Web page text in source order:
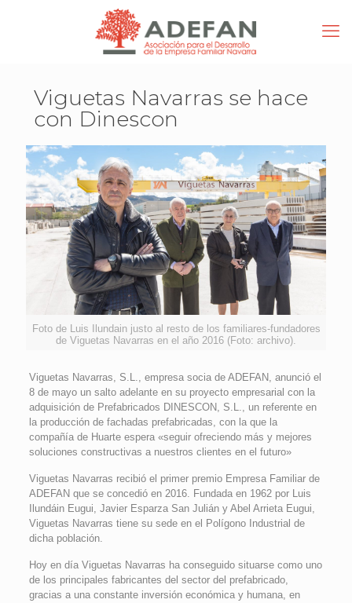
Viguetas Navarras se hace
con Dinescon
Foto de Luis Ilundain justo al resto de los familiares-fundadores
de Viguetas Navarras en el año 2016 (Foto: archivo).
Viguetas Navarras, S.L., empresa socia de ADEFAN, anunció el
8 de mayo un salto adelante en su proyecto empresarial con la
adquisición de Prefabricados DINESCON, S.L., un referente en
la producción de fachadas prefabricadas, con la que la
compañía de Huarte espera «seguir ofreciendo más y mejores
soluciones constructivas a nuestros clientes en el futuro»
Viguetas Navarras recibió el primer premio Empresa Familiar de
ADEFAN que se concedió en 2016. Fundada en 1962 por Luis
Ilundáin Eugui, Javier Esparza San Julián y Abel Arrieta Eugui,
Viguetas Navarras tiene su sede en el Polígono Industrial de
dicha población.
Hoy en día Viguetas Navarras ha conseguido situarse como uno
de los principales fabricantes del sector del prefabricado,
gracias a una constante inversión económica y humana, en